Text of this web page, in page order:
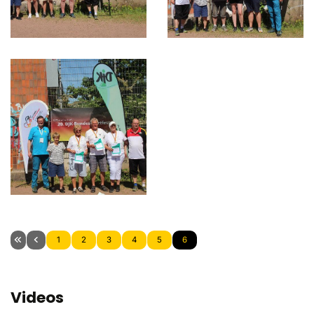
1 2 3 4 5 6
Videos
Gottesdienst
Badminton
Basketball
Beachvolleyball
Boule
Darts
Handball
Rhönradturnen